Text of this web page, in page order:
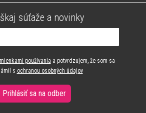
súťaže a novinky
používania a potvrdzujem, že som sa
s ochranou osobných údajov
Prihlásiť sa na odber